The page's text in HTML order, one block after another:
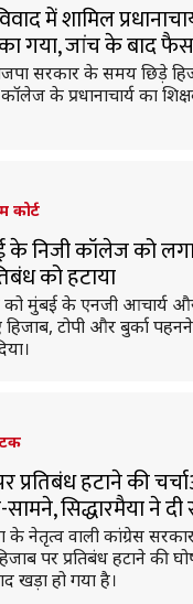
में शामिल
गया, जांच के बाद
सरकार के समय छिड़े
के प्रधानाचार्य का
कोर्ट
के निजी कॉलेज को
को हटाया
को मुंबई के एनजी आचार्य
टोपी और बुर्का
प्रतिबंध हटाने की
सिद्धारमैया ने
के नेतृत्व वाली कांग्रेस
पर प्रतिबंध हटाने की
खड़ा हो गया है।